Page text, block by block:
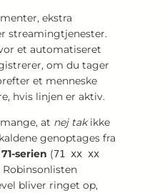
ekstra
streamingtjenester.
et automatiseret
om du tager
et menneske
hvis linjen er aktiv.
at nej takikke
genoptages fra
71-serien (71 xx xx
Robinsonlisten
bliver ringet op,